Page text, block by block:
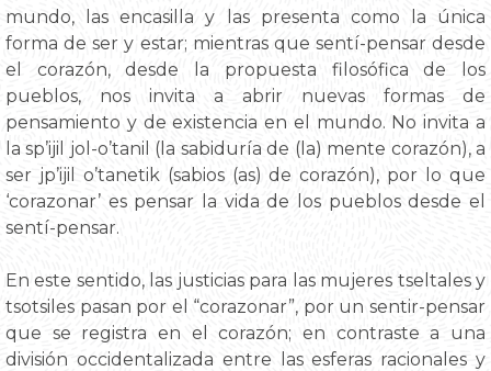
mundo, las encasilla y las presenta como la única
forma de ser y estar; mientras que sentí-pensar desde
el corazón, desde la propuesta filosófica de los
pueblos, nos invita a abrir nuevas formas de
pensamiento y de existencia en el mundo. No invita a
la sp’ijil jol-o’tanil (la sabiduría de (la) mente corazón), a
ser jp’ijil o’tanetik (sabios (as) de corazón), por lo que
‘corazonar’ es pensar la vida de los pueblos desde el
sentí-pensar.
En este sentido, las justicias para las mujeres tseltales y
tsotsiles pasan por el “corazonar”, por un sentir-pensar
que se registra en el corazón; en contraste a una
división occidentalizada entre las esferas racionales y